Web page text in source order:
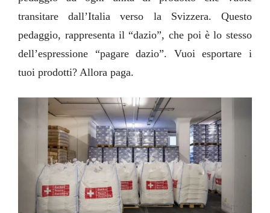
transitare dall’Italia verso la Svizzera. Questo
pedaggio, rappresenta il “dazio”, che poi è lo stesso
dell’espressione “pagare dazio”. Vuoi esportare i
tuoi prodotti? Allora paga.